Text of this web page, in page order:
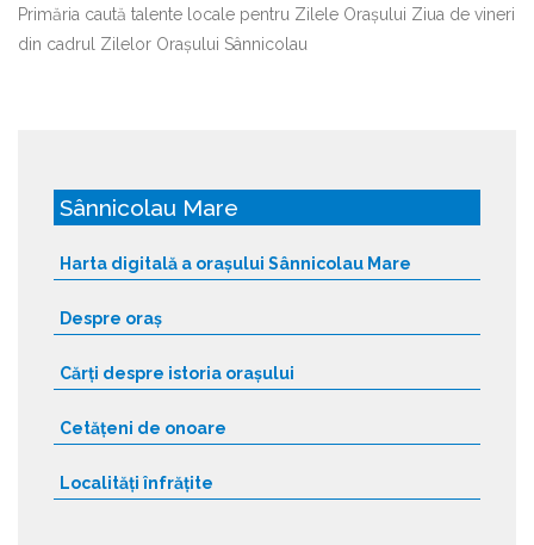
Primăria caută talente locale pentru Zilele Orașului Ziua de vineri
din cadrul Zilelor Orașului Sânnicolau
Sânnicolau Mare
Harta digitală a orașului Sânnicolau Mare
Despre oraș
Cărți despre istoria orașului
Cetățeni de onoare
Localități înfrățite